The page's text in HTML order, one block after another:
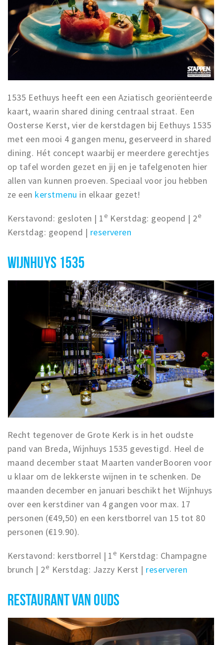
1535 Eethuys heeft een een Aziatisch georiënteerde
kaart, waarin shared dining centraal straat. Een
Oosterse Kerst, vier de kerstdagen bij Eethuys 1535
met een mooi 4 gangen menu, geserveerd in shared
dining. Hét concept waarbij er meerdere gerechtjes
op tafel worden gezet en jij en je tafelgenoten hier
allen van kunnen proeven. Speciaal voor jou hebben
ze een kerstmenu in elkaar gezet!
Kerstavond: gesloten | 1 e Kerstdag: geopend | 2e
Kerstdag: geopend | reserveren
WIJNHUYS 1535
Recht tegenover de Grote Kerk is in het oudste
pand van Breda, Wijnhuys 1535 gevestigd. Heel de
maand december staat Maarten vanderBooren voor
u klaar om de lekkerste wijnen in te schenken. De
maanden december en januari beschikt het Wijnhuys
over een kerstdiner van 4 gangen voor max. 17
personen (€49,50) en een kerstborrel van 15 tot 80
personen (€19.90).
Kerstavond: kerstborrel | 1 e Kerstdag: Champagne
brunch | 2e Kerstdag: Jazzy Kerst | reserveren
RESTAURANT VAN OUDS